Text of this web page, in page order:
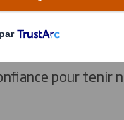
pour tenir